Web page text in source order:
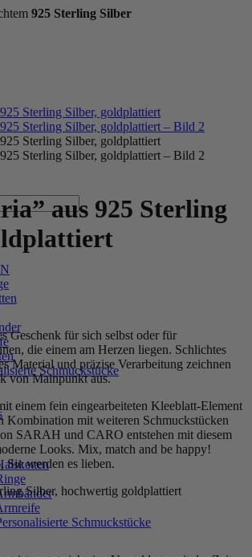
925 Sterling Silber
Schmuckstücke
Schmuckstücke
aus 925 Sterling
Geschenk für sich selbst oder für
die einem am Herzen liegen. Schlichtes
Material und präzise Verarbeitung zeichnen
von Mainpunkt aus.
einem fein eingearbeiteten Kleeblatt-Element
Kombination mit weiteren Schmuckstücken
SARAH und CARO entstehen mit diesem
Looks. Mix, match and be happy!
Sie werden es lieben.
Silber, hochwertig goldplattiert